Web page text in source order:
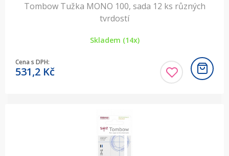
Tombow Tužka MONO 100, sada 12 ks různých
tvrdostí
Skladem (14x)
Cena s DPH:
531,2 Kč